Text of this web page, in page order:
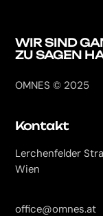
WIR SIND
ZU SAGEN
OMNES © 2025
Kontakt
Lerchenfelder
Wien
office@omnes.at